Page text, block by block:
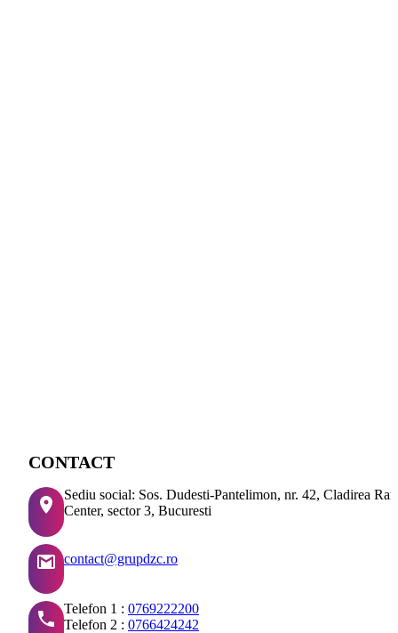
CONTACT
Sediu social: Sos. Dudesti-Pantelimon, nr. 42, Cladirea
Center, sector 3, Bucuresti
contact@grupdzc.ro
Telefon 1 : 0769222200
Telefon 2 : 0766424242